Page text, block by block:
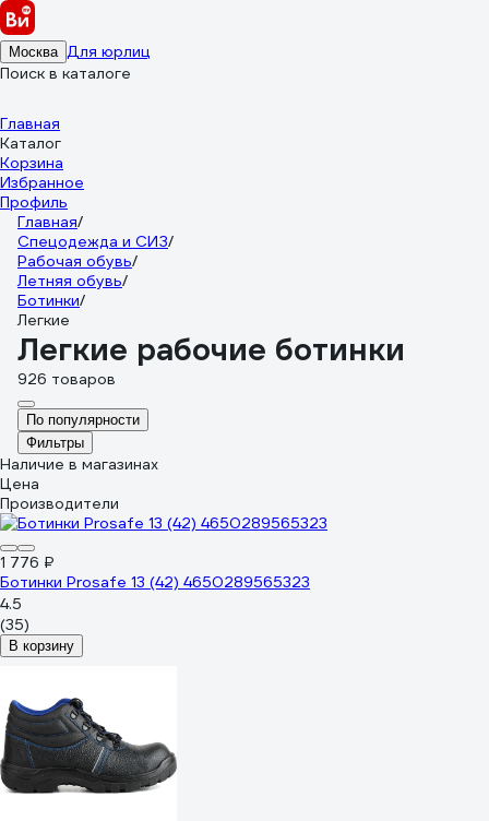
Москва Для юрлиц
Поиск в каталоге
Главная
Каталог
Корзина
Избранное
Профиль
Главная/
Спецодежда и СИЗ/
Рабочая обувь/
Летняя обувь/
Ботинки/
Легкие
Легкие рабочие ботинки
926 товаров
По популярности
Фильтры
Наличие в магазинах
Цена
Производители
1 776 ₽
Ботинки Prosafe 13 (42) 4650289565323
4.5
(35)
В корзину